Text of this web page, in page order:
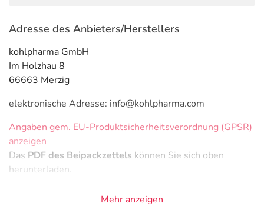
Adresse des Anbieters/Herstellers
kohlpharma GmbH
Im Holzhau 8
66663 Merzig
elektronische Adresse: info@kohlpharma.com
Angaben gem. EU-Produktsicherheitsverordnung (GPSR)
anzeigen
Das PDF des Beipackzettels können Sie sich oben
herunterladen.
Mehr anzeigen